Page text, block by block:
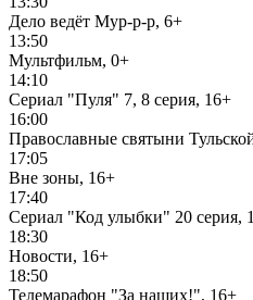
Дело ведёт Мур-р-р, 6+
13:50
Мультфильм, 0+
14:10
Сериал "Пуля" 7, 8 серия, 16+
16:00
Православные святыни
17:05
Вне зоны, 16+
17:40
Сериал "Код улыбки" 20 серия,
18:30
Новости, 16+
18:50
Телемарафон "За наших!", 16+